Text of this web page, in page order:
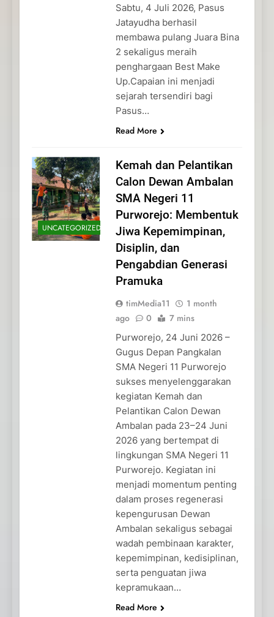
Sabtu, 4 Juli 2026, Pasus
Jatayudha berhasil
membawa pulang Juara Bina
2 sekaligus meraih
penghargaan Best Make
Up.Capaian ini menjadi
sejarah tersendiri bagi
Pasus…
Read More
UNCATEGORIZED
Kemah dan Pelantikan
Calon Dewan Ambalan
SMA Negeri 11
Purworejo: Membentuk
Jiwa Kepemimpinan,
Disiplin, dan
Pengabdian Generasi
Pramuka
timMedia11
1 month
ago
0 7 mins
Purworejo, 24 Juni 2026 –
Gugus Depan Pangkalan
SMA Negeri 11 Purworejo
sukses menyelenggarakan
kegiatan Kemah dan
Pelantikan Calon Dewan
Ambalan pada 23–24 Juni
2026 yang bertempat di
lingkungan SMA Negeri 11
Purworejo. Kegiatan ini
menjadi momentum penting
dalam proses regenerasi
kepengurusan Dewan
Ambalan sekaligus sebagai
wadah pembinaan karakter,
kepemimpinan, kedisiplinan,
serta penguatan jiwa
kepramukaan…
Read More